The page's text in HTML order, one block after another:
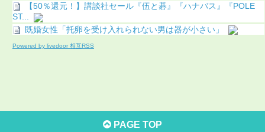
【50％還元！】講談社セール『伍と碁』『ハナバス』『POLE
ST...
既婚女性「托卵を受け入れられない男は器が小さい」
Powered by livedoor 相互RSS
PAGE TOP